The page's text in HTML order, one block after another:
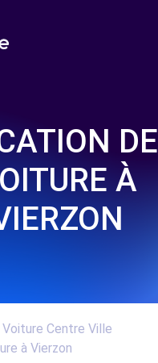
DE
À
Centre Ville
à Vierzon